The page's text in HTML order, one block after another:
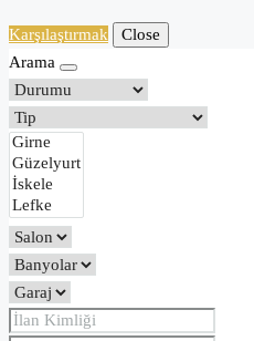
Karşılaştırmak
Close
Arama